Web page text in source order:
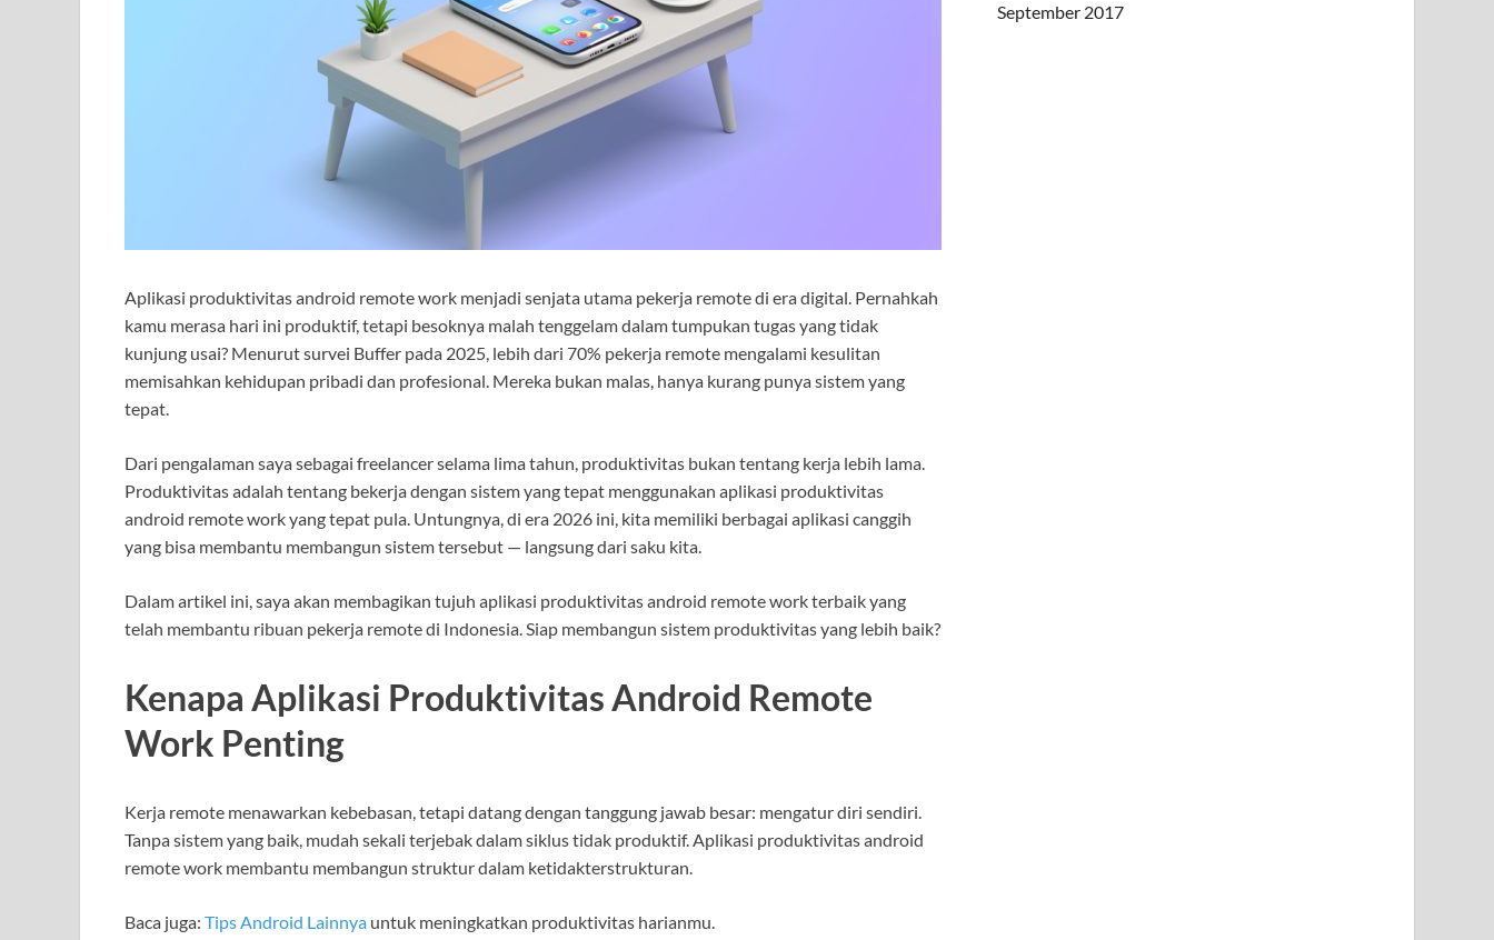
Aplikasi produktivitas android remote work menjadi senjata utama pekerja remote di era digital. Pernahkah
kamu merasa hari ini produktif, tetapi besoknya malah tenggelam dalam tumpukan tugas yang tidak
kunjung usai? Menurut survei Buffer pada 2025, lebih dari 70% pekerja remote mengalami kesulitan
memisahkan kehidupan pribadi dan profesional. Mereka bukan malas, hanya kurang punya sistem yang
tepat.
Dari pengalaman saya sebagai freelancer selama lima tahun, produktivitas bukan tentang kerja lebih lama.
Produktivitas adalah tentang bekerja dengan sistem yang tepat menggunakan aplikasi produktivitas
android remote work yang tepat pula. Untungnya, di era 2026 ini, kita memiliki berbagai aplikasi canggih
yang bisa membantu membangun sistem tersebut — langsung dari saku kita.
Dalam artikel ini, saya akan membagikan tujuh aplikasi produktivitas android remote work terbaik yang
telah membantu ribuan pekerja remote di Indonesia. Siap membangun sistem produktivitas yang lebih baik?
Kenapa Aplikasi Produktivitas Android Remote
Work Penting
Kerja remote menawarkan kebebasan, tetapi datang dengan tanggung jawab besar: mengatur diri sendiri.
Tanpa sistem yang baik, mudah sekali terjebak dalam siklus tidak produktif. Aplikasi produktivitas android
remote work membantu membangun struktur dalam ketidakterstrukturan.
Baca juga: Tips Android Lainnya untuk meningkatkan produktivitas harianmu.
September 2017